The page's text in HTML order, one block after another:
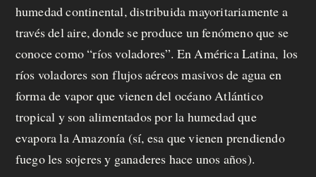
humedad continental, distribuida mayoritariamente a
través del aire, donde se produce un fenómeno que se
conoce como “ríos voladores”. En América Latina, los
ríos voladores son flujos aéreos masivos de agua en
forma de vapor que vienen del océano Atlántico
tropical y son alimentados por la humedad que
evapora la Amazonía (sí, esa que vienen prendiendo
fuego les sojeres y ganaderes hace unos años).